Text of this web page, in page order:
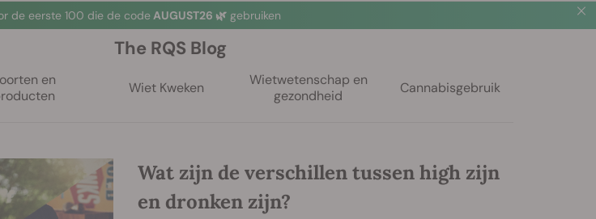
de eerste 100 die de code AUGUST26 🌿 gebruiken
The RQS Blog
en
Wiet Kweken
Wietwetenschap en
gezondheid
Cannabisgebruik
Wat zijn de verschillen tussen high zijn
en dronken zijn?